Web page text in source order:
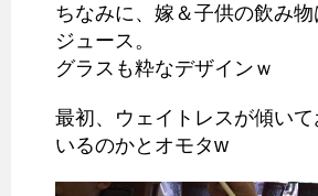
ちなみに、嫁＆子供の飲み物
ジュース。
グラスも粋なデザインｗ
最初、ウェイトレスが傾い
いるのかとオモタw